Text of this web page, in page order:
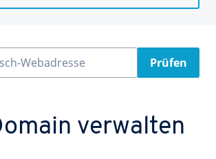
Webadresse Prüfen
verwalten